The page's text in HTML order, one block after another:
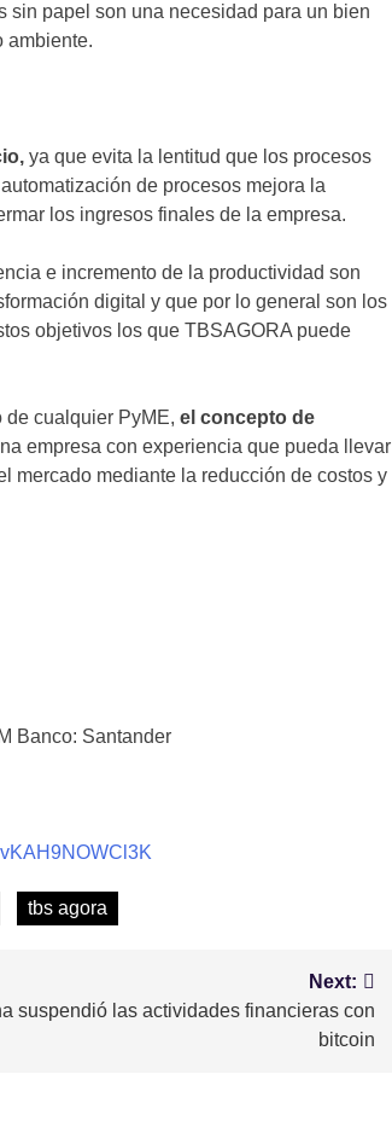
sin papel son una necesidad para un bien
ambiente.
ya que evita la lentitud que los procesos
de procesos mejora la
los ingresos finales de la empresa.
e incremento de la productividad son
digital y que por lo general son los
objetivos los que TBSAGORA puede
de cualquier PyME, el concepto de
empresa con experiencia que pueda llevar
mercado mediante la reducción de costos y
Banco: Santander
tbs agora
Next:
suspendió las actividades financieras con
bitcoin